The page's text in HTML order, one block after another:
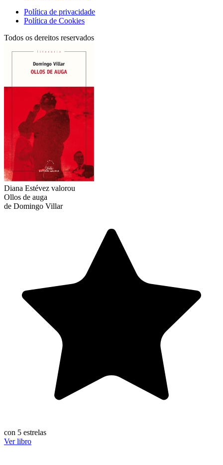
Política de privacidade
Política de Cookies
Todos os dereitos reservados
Diana Estévez valorou
Ollos de auga
de Domingo Villar
con 5 estrelas
Ver libro